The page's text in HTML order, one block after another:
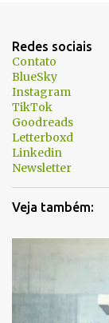
á
r
i
o
s
Redes sociais
Contato
BlueSky
Instagram
TikTok
Goodreads
Letterboxd
Linkedin
Newsletter
Veja também: